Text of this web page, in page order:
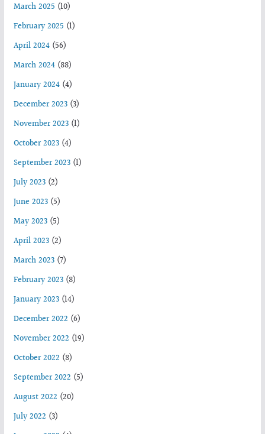
March 2025 (10)
February 2025 (1)
April 2024(56)
March 2024(88)
January 2024(4)
December 2023(3)
November 2023(1)
October 2023(4)
September 2023(1)
July 2023(2)
June 2023(5)
May 2023(5)
April 2023(2)
March 2023(7)
February 2023(8)
January 2023(14)
December 2022 (6)
November 2022 (19)
October 2022 (8)
September 2022 (5)
August 2022 (20)
July 2022 (3)